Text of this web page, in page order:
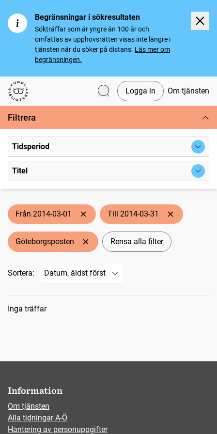
Begränsningar i sökresultaten
Sökträffar som är yngre än 100 år och
omfattas av upphovsrätten visas inte längre i
tjänsten när du söker på distans. Läs mer om
begränsningen.
Svenska tidningar
Logga in Om tjänsten
Filtrera
Tidsperiod
Titel
Från 2014-03-01 Till 2014-03-31
Göteborgsposten Rensa alla filter
Sortera:
Sökresultat
Inga träffar
Information
Om tjänsten
Alla tidningar A-Ö
Hantering av personuppgifter